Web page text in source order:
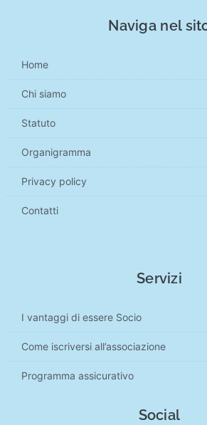
Naviga nel
Home
Chi siamo
Statuto
Organigramma
Privacy policy
Contatti
Servizi
I vantaggi di essere Socio
Come iscriversi all’associazione
Programma assicurativo
Social